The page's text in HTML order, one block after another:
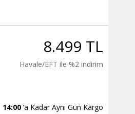
8.499 TL
Havale/EFT ile %2 indirim
14:00 ’a Kadar Aynı Gün Kargo